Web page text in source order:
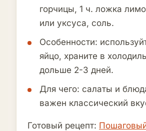
горчицы, 1 ч. ложка
или уксуса, соль.
Особенности:
яйцо, храните в
дольше 2-3 дней.
Для чего: салаты и
важен классический
Готовый рецепт: